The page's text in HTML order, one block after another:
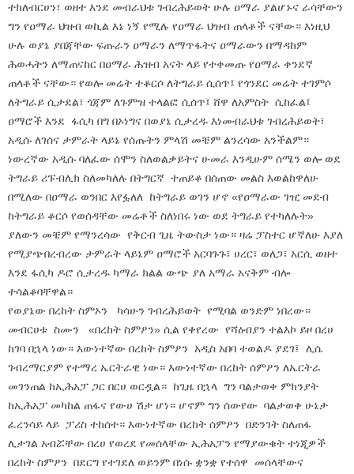
ተክለብርሀን፣ ወዘተ እንደ መብራህቱ ገብረሕይወት ሁሉ ዐማራ ያልሆኑና ራሳቸውን
ግን የዐማራ ህዝብ ወኪል እኔ ነኝ የሚሉ የዐማራ ህዝብ ጠላቶች ናቸው። እነዚህ
ሁሉ ወያኔ ያበጃቸው ፍጡራን ዐማራን ለማጥፋትና ዐማራውን በማዳከም
ሕወሓትን ለማጠናከር በዐማራ ሕዝብ አናት ላይ የተቀመጡ የዐማራ ቀንደኛ
ጠላቶች ናቸው። የወሎ መሬት ተቆርሶ ለትግራይ ሲሰጥ፤ የጎንደር መሬት ተገምሶ
ለትግራይ ሲታደል፣ ጎጃም ለጉምዝ ተላልፎ ሲሰጥ፤ ሸዋ ለአምስት ሲከፈል፤
ዐማሮች እንደ ፋሲካ በግ በኦነግና በወያኔ ሲታረዱ እነመብራህቱ ገብረሕይወት፣
አዲሱ ለገሰና ታምራት ላይኔ የሰጡትን ምላሽ መቼም ልንረሳው አንችልም።
ነውረኛው አዲሱ ባለፈው ሰሞን ስለወልቃይትና ሁመራ እንዲሁም ሰሜን ወሎ ወደ
ትግራይ ሪፑብሊክ ስለመካለሉ በትግርኛ ተጠይቆ በሰጠው መልስ እወልከዋለሁ
በሚለው በዐማራ ወንበር እየፏለለ ከትግራይ ወገን ሆኖ «የዐማራው ገዢ መደብ
ከትግራይ ቆርሶ የወሰዳቸው መሬቶች ስለነበሩ ነው ወደ ትግራይ የተካለሉት»
ያለውን መቼም የማንረሳው የቅርብ ጊዜ ትውስታ ነው። ዛሬ ፓስተር ሆኛለሁ እያለ
የሚያጭበረብረው ታምራት ላይኔም ዐማሮች አርባጉጉ፣ ሀረር፣ ወለጋ፣ አርሲ ወዘተ
እንደ ፋሲካ ዶሮ ሲታረዱ ካማራ ክልል ውጭ ያለ አማራ አናቅም ብሎ
ተሳልቆባቸዋል።
የወያኔው በረከት ስምኦን ካሳሁን ገብረሕይወት የሚባል ወንድም ነበረው።
መብርሀቱ ስሙን «በረከት ስምዖን» ሲል የቀየረው የሻዕብያን ተልእኮ ይዞ በረሀ
ከገባ በኋላ ነው። እውነተኛው በረከት ስምዖን አዲስ አበባ ተወልዶ ያደገ፤ ሊሴ
ገብረማርያም የተማረ ኤርትራዊ ነው። እውነተኛው በረከት ሰምዖን ለኤርትራ
መገንጠል ከኢሕአፓ ጋር በርሀ ወርዷል። ከጊዜ በኋላ ግን ባልታወቀ ምክንያት
ከኢሕአፓ መካከል ጠፋና የውሀ ሽታ ሆነ። ሆኖም ግን ሰውየው ባልታወቀ ሁኔታ
ፈረንሳይ ላይ ፓሪስ ተከሰተ። እውነተኛው በረከት ሰምዖን በድንገት ስለጠፋ
ሊታገል አብሯቸው በረሀ የወረደ የመሰላቸው ኢሕአፓን የማያውቁት ተነጂዎች
በረከት ስምዖን በደርግ የተገደለ ወይንም በነሱ ቋንቋ የተሰዋ መሰላቸውና